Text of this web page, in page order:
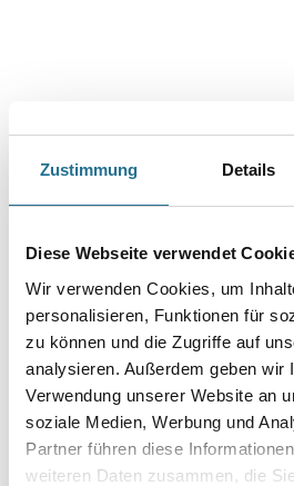
Zustimmung Details
Diese Webseite verwendet
Wir verwenden Cookies, um
personalisieren, Funktionen für
zu können und die Zugriffe auf
analysieren. Außerdem geben wir
Verwendung unserer Website an
soziale Medien, Werbung und
Partner führen diese
weiteren Daten zusammen, die
PRODUKTEIGENSCHAFTEN
- Wasserdampfdiffusionsfähig
- Mineralisch pigmentiert
Verarbeitungstemp./Luftfeuchte
Während der gesamten Verarbeitungs-
die Werkstoff-, Untergrund- und
und
30°C nicht überschreiten. Die
gesamten Zeit zwischen 30 % r.F. und 75